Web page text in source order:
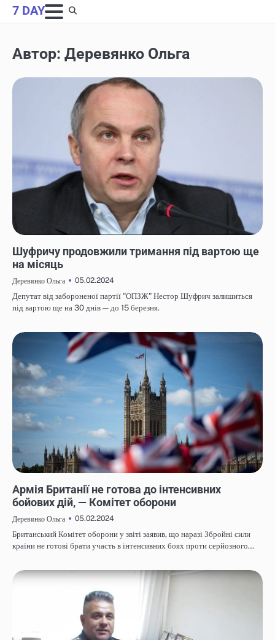
Skip
to
7 DAY
Автор: Деревянко Ольга
Шуфричу продовжили тримання під вартою ще
на місяць
Деревянко Ольга
05.02.2024
Депутат від забороненої партії "ОПЗЖ" Нестор Шуфрич залишиться
під вартою ще на 30 днів — до 15 березня.
Армія Британії не готова до інтенсивних
бойових дій, — Комітет оборони
Деревянко Ольга
05.02.2024
Британський Комітет оборони у звіті заявив, що наразі Збройні сили
країни не готові брати участь в інтенсивних боях проти серйозного…